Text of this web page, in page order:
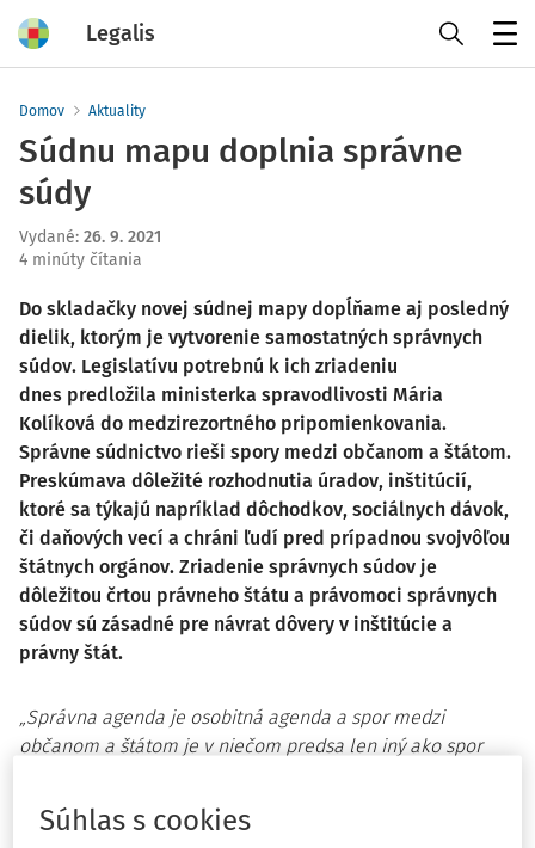
Legalis
Domov Aktuality
Súdnu mapu doplnia správne
súdy
Vydané: 26. 9. 2021
4 minúty čítania
Do skladačky novej súdnej mapy dopĺňame aj posledný
dielik, ktorým je vytvorenie samostatných správnych
súdov. Legislatívu potrebnú k ich zriadeniu
dnes predložila ministerka spravodlivosti Mária
Kolíková do medzirezortného pripomienkovania.
Správne súdnictvo rieši spory medzi občanom a štátom.
Preskúmava dôležité rozhodnutia úradov, inštitúcií,
ktoré sa týkajú napríklad dôchodkov, sociálnych dávok,
či daňových vecí a chráni ľudí pred prípadnou svojvôľou
štátnych orgánov. Zriadenie správnych súdov je
dôležitou črtou právneho štátu a právomoci správnych
súdov sú zásadné pre návrat dôvery v inštitúcie a
právny štát.
„Správna agenda je osobitná agenda a spor medzi
občanom a štátom je v niečom predsa len iný ako spor
Osobitne s ohľadom na minulosť, ktorú sme tu mali pred
rokom 1989 som presvedčená, že vybudovanie správneho
Súhlas s cookies